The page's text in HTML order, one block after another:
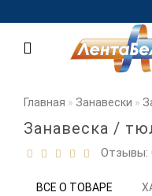
Главная Занавески
Занавеска /
Отзывы:
ВСЕ О ТОВАРЕ